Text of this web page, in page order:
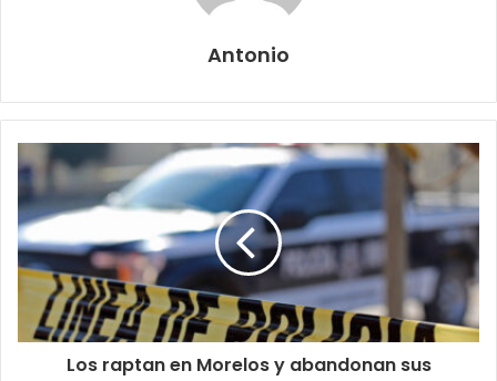
Antonio
Los raptan en Morelos y abandonan sus